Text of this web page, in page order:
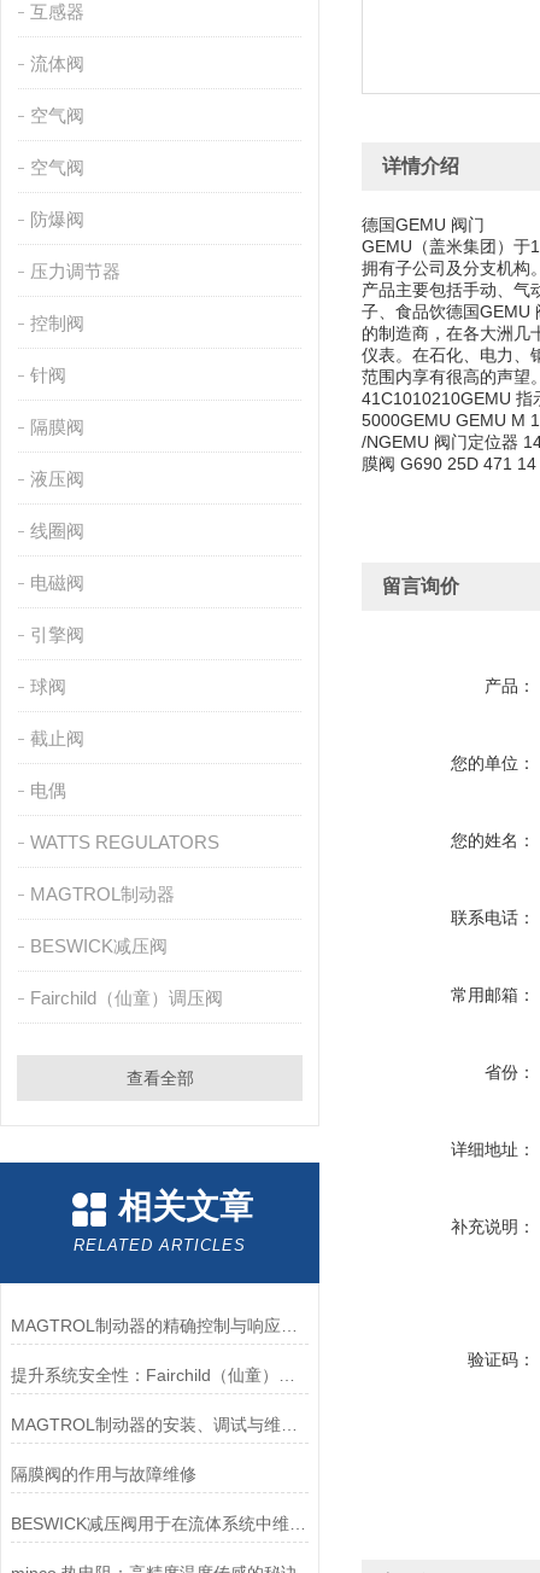
互感器
流体阀
空气阀
空气阀
防爆阀
压力调节器
控制阀
针阀
隔膜阀
液压阀
线圈阀
电磁阀
引擎阀
球阀
截止阀
电偶
WATTS REGULATORS
MAGTROL制动器
BESWICK减压阀
Fairchild（仙童）调压阀
查看全部
相关文章
RELATED ARTICLES
隔膜阀的作用与故障维修
详情介绍
德国GEMU 阀门
GEMU（盖米集团）于
拥有子公司及分支机构
产品主要包括手动、气
子、食品饮德国GEMU
的制造商，在各大洲几
仪表。在石化、电力、
范围内享有很高的声
41C1010210GEMU 指
5000GEMU GEMU M
/NGEMU 阀门定位器
膜阀 G690 25D 471 14
留言询价
产品：
您的单位：
您的姓名：
联系电话：
常用邮箱：
省份：
详细地址：
补充说明：
验证码：